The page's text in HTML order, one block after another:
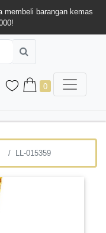
membeli barangan kemas
0
LL-015359